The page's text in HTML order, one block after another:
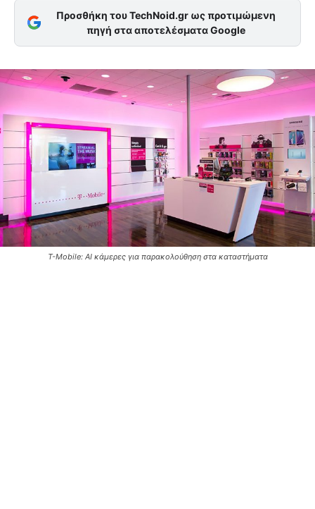
Προσθήκη του TechNoid.gr ως προτιμώμενη
πηγή στα αποτελέσματα Google
T-Mobile: AI κάμερες για παρακολούθηση στα καταστήματα